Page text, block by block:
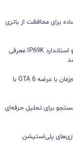
برای محافظت از باتری
اوپو A7 Pro Max با باتری ۱۰ هزار میلی‌آمپرساعتی و استاندارد IP69K معرفی
سونی خیال گیمرها را راحت کرد؛ پلی‌استیشن ۵ هم‌زمان با عرضه GTA 6 با
امکان مقایسه ۴۰۰ عبارت جستجو برای تحلیل حرفه‌ای
۸۲ درصد فروش بازی‌های پلی‌استیشن